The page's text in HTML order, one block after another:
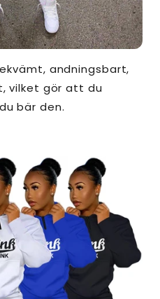
andningsbart,
vilket gör att du
bär den.